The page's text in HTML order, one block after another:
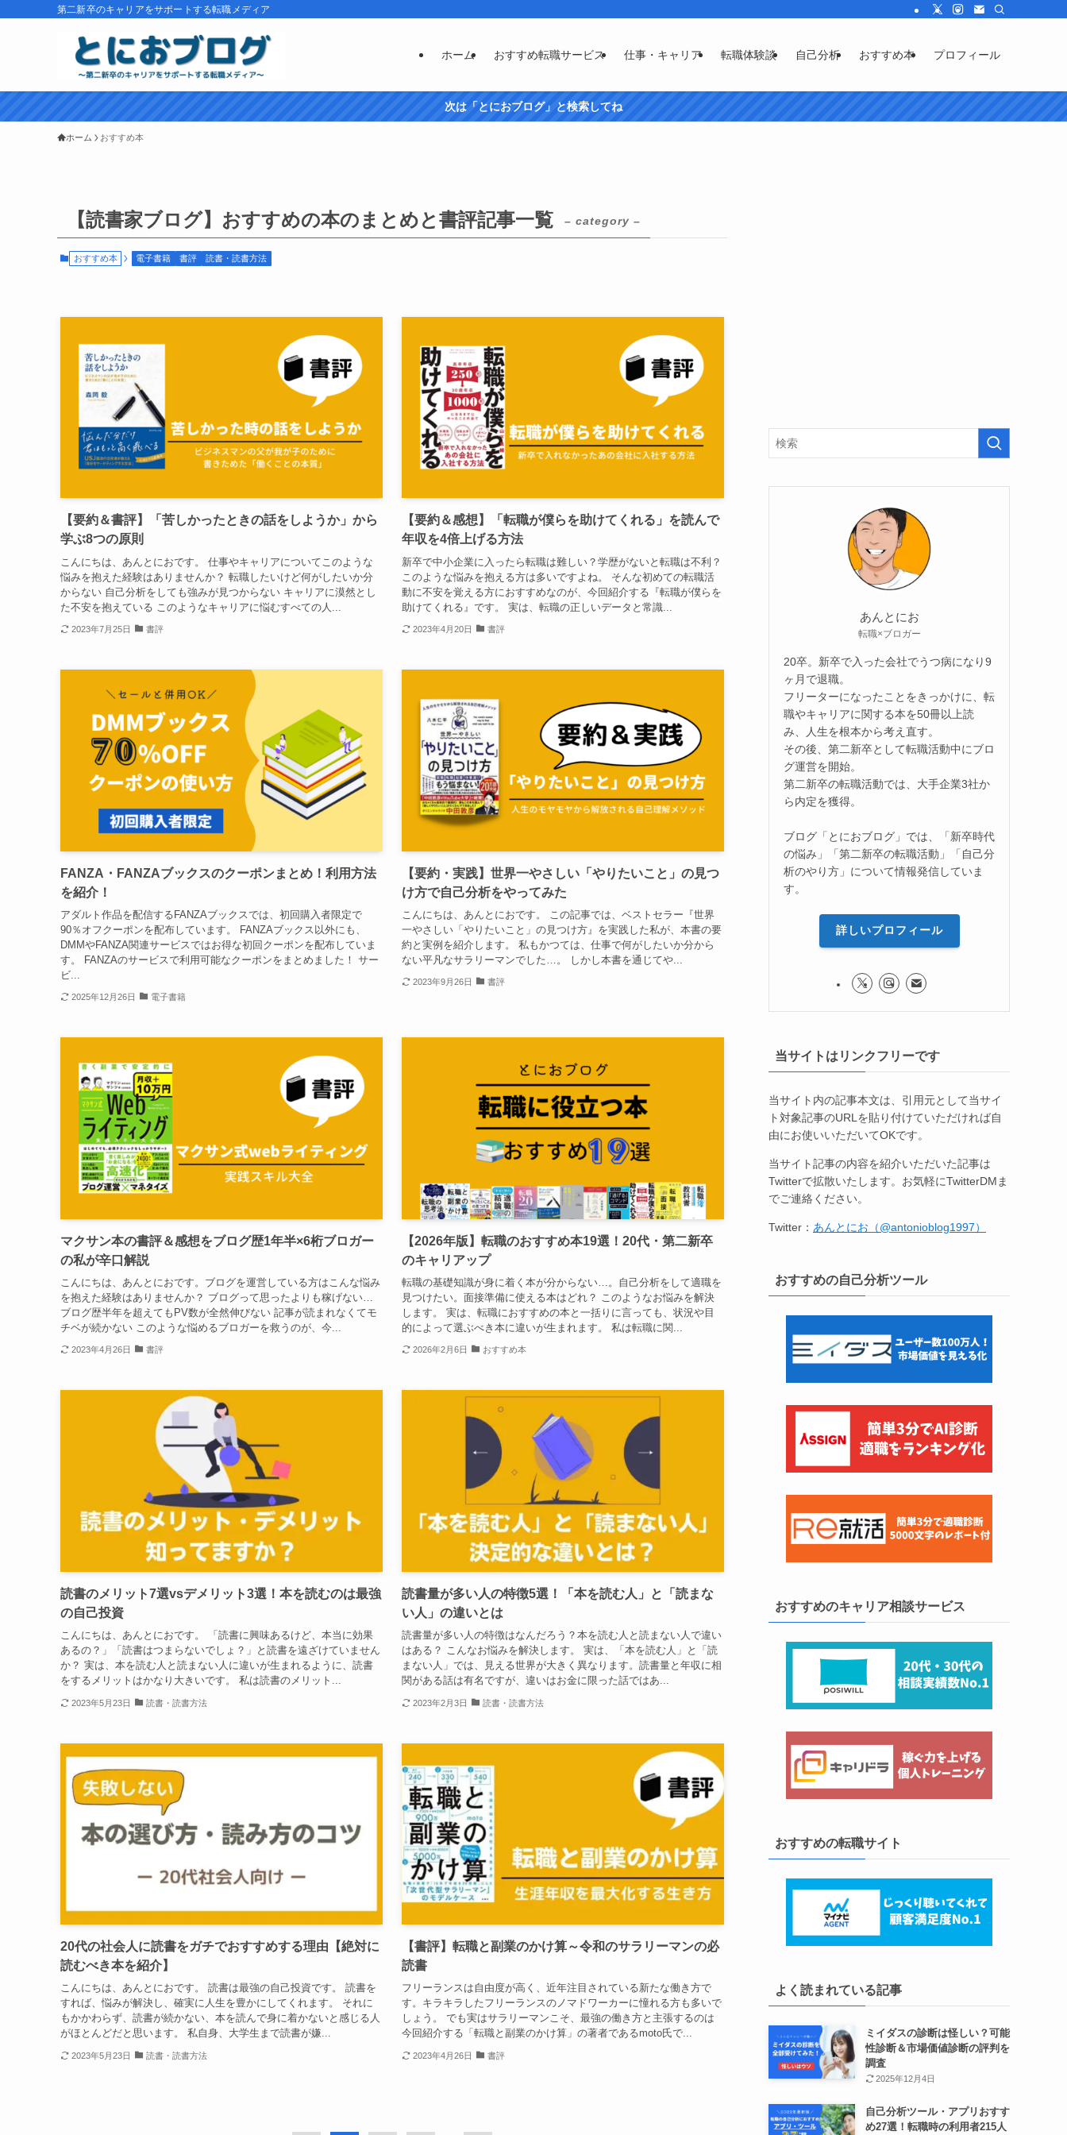
第二新卒のキャリアをサポートする転職メディア
ホーム おすすめ転職サービス 仕事・キャリア 転職体験談 自己分析 おすすめ本 プロフィール
次は「とにおブログ」と検索してね
ホーム おすすめ本
【読書家ブログ】おすすめの本のまとめと書評記事一覧 – category –
おすすめ本 電子書籍 書評 読書・読書方法
【要約＆書評】「苦しかったときの話をしようか」から
学ぶ8つの原則
こんにちは、あんとにおです。 仕事やキャリアについてこのような
悩みを抱えた経験はありませんか？ 転職したいけど何がしたいか分
からない 自己分析をしても強みが見つからない キャリアに漠然とし
た不安を抱えている このようなキャリアに悩むすべての人...
2023年7月25日 書評
【要約＆感想】「転職が僕らを助けてくれる」を読んで
年収を4倍上げる方法
新卒で中小企業に入ったら転職は難しい？学歴がないと転職は不利？
このような悩みを抱える方は多いですよね。 そんな初めての転職活
動に不安を覚える方におすすめなのが、今回紹介する『転職が僕らを
助けてくれる』です。 実は、転職の正しいデータと常識...
2023年4月20日 書評
FANZA・FANZAブックスのクーポンまとめ！利用方法
を紹介！
アダルト作品を配信するFANZAブックスでは、初回購入者限定で
90％オフクーポンを配布しています。 FANZAブックス以外にも、
DMMやFANZA関連サービスではお得な初回クーポンを配布していま
す。 FANZAのサービスで利用可能なクーポンをまとめました！ サー
ビ...
2025年12月26日 電子書籍
【要約・実践】世界一やさしい「やりたいこと」の見つ
け方で自己分析をやってみた
こんにちは、あんとにおです。 この記事では、ベストセラー『世界
一やさしい「やりたいこと」の見つけ方』を実践した私が、本書の要
約と実例を紹介します。 私もかつては、仕事で何がしたいか分から
ない平凡なサラリーマンでした…。 しかし本書を通じてや...
2023年9月26日 書評
マクサン本の書評＆感想をブログ歴1年半×6桁ブロガー
の私が辛口解説
こんにちは、あんとにおです。ブログを運営している方はこんな悩み
を抱えた経験はありませんか？ ブログって思ったよりも稼げない…
ブログ歴半年を超えてもPV数が全然伸びない 記事が読まれなくてモ
チベが続かない このような悩めるブロガーを救うのが、今...
2023年4月26日 書評
【2026年版】転職のおすすめ本19選！20代・第二新卒
のキャリアップ
転職の基礎知識が身に着く本が分からない…。自己分析をして適職を
見つけたい。面接準備に使える本はどれ？ このようなお悩みを解決
します。 実は、転職におすすめの本と一括りに言っても、状況や目
的によって選ぶべき本に違いが生まれます。 私は転職に関...
2026年2月6日 おすすめ本
読書のメリット7選vsデメリット3選！本を読むのは最強
の自己投資
こんにちは、あんとにおです。 「読書に興味あるけど、本当に効果
あるの？」「読書はつまらないでしょ？」と読書を遠ざけていません
か？ 実は、本を読む人と読まない人に違いが生まれるように、読書
をするメリットはかなり大きいです。 私は読書のメリット...
2023年5月23日 読書・読書方法
読書量が多い人の特徴5選！「本を読む人」と「読まな
い人」の違いとは
読書量が多い人の特徴はなんだろう？本を読む人と読まない人で違い
はある？ こんなお悩みを解決します。 実は、「本を読む人」と「読
まない人」では、見える世界が大きく異なります。読書量と年収に相
関がある話は有名ですが、違いはお金に限った話ではあ...
2023年2月3日 読書・読書方法
20代の社会人に読書をガチでおすすめする理由【絶対に
読むべき本を紹介】
こんにちは、あんとにおです。 読書は最強の自己投資です。 読書を
すれば、悩みが解決し、確実に人生を豊かにしてくれます。 それに
もかかわらず、読書が続かない、本を読んで身に着かないと感じる人
がほとんどだと思います。 私自身、大学生まで読書が嫌...
2023年5月23日 読書・読書方法
【書評】転職と副業のかけ算～令和のサラリーマンの必
読書
フリーランスは自由度が高く、近年注目されている新たな働き方で
す。キラキラしたフリーランスのノマドワーカーに憧れる方も多いで
しょう。 でも実はサラリーマンこそ、最強の働き方と主張するのは
今回紹介する「転職と副業のかけ算」の著者であるmoto氏で...
2023年4月26日 書評
あんとにお
転職×ブロガー
20卒。新卒で入った会社でうつ病になり9
ヶ月で退職。
フリーターになったことをきっかけに、転
職やキャリアに関する本を50冊以上読
み、人生を根本から考え直す。
その後、第二新卒として転職活動中にブロ
グ運営を開始。
第二新卒の転職活動では、大手企業3社か
ら内定を獲得。
ブログ「とにおブログ」では、「新卒時代
の悩み」「第二新卒の転職活動」「自己分
析のやり方」について情報発信していま
す。
詳しいプロフィール
当サイトはリンクフリーです
当サイト内の記事本文は、引用元として当サイ
ト対象記事のURLを貼り付けていただければ自
由にお使いいただいてOKです。
当サイト記事の内容を紹介いただいた記事は
Twitterで拡散いたします。お気軽にTwitterDMま
でご連絡ください。
Twitter： あんとにお（@antonioblog1997）
おすすめの自己分析ツール
おすすめのキャリア相談サービス
おすすめの転職サイト
よく読まれている記事
ミイダスの診断は怪しい？可能
性診断＆市場価値診断の評判を
調査
2025年12月4日
自己分析ツール・アプリおすす
め27選！転職時の利用者215人